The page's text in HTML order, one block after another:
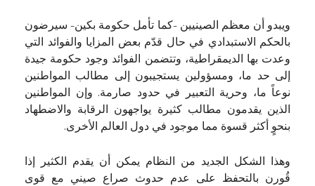
ويبدو أن معظم الصينيين -كما تأمل حكومة بكين- سيرضون
بالحكم الاستبدادي في حال قدّم بعض المزايا والفوائد التي
وعدت بها الديمقراطية، وتتضمن الفوائد وجود حكومة جيدة
إلى حد ما، ومسؤولين يستجيبون إلى مطالب المواطنين
نوعاً ما، وحرية التعبير في حدود صارمة. وإن المواطنين
الذين يقدمون مطالب كثيرة يواجهون الرقابة والاضطهاد
بنحوٍ أكثر قسوة مما موجود في دول العالم الأخرى.
وهذا الشكل الجديد من النظام يمكن أن يقدم الكثير إذا
قُورن بالتحفظ على عدم حدوث صراع صيني مع قوى